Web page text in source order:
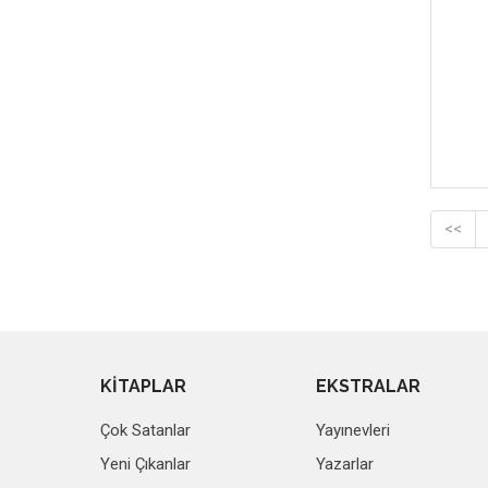
<<
KİTAPLAR
Çok Satanlar
Yeni Çıkanlar
EKSTRALAR
Yayınevleri
Yazarlar